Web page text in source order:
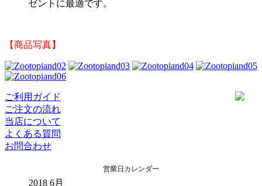
ゼントに最適です。
【商品写真】
ご利用ガイド
ご注文の流れ
当店について
よくある質問
お問合わせ
営業日カレンダー
2018 6月